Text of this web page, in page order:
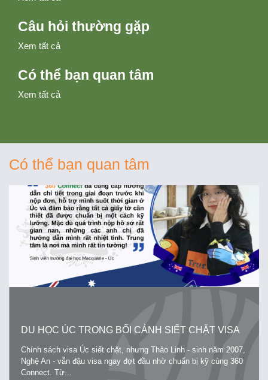
Câu hỏi thường gặp
Xem tất cả
Có thể bạn quan tâm
Xem tất cả
Có thể bạn quan tâm
DU HỌC ÚC TRONG BỐI CẢNH SIẾT CHẶT VISA
Chính sách visa Úc siết chặt, nhưng Thảo Linh - sinh năm 2007,
Nghệ An - vẫn đậu visa ngay đợt đầu nhờ chuẩn bị kỹ cùng 360
Connect. Từ...